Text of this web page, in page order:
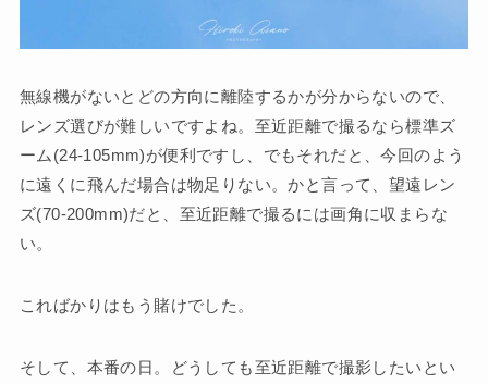
無線機がないとどの方向に離陸するかが分からないので、
レンズ選びが難しいですよね。至近距離で撮るなら標準ズ
ーム(24-105mm)が便利ですし、でもそれだと、今回のよう
に遠くに飛んだ場合は物足りない。かと言って、望遠レン
ズ(70-200mm)だと、至近距離で撮るには画角に収まらな
い。
こればかりはもう賭けでした。
そして、本番の日。どうしても至近距離で撮影したいとい